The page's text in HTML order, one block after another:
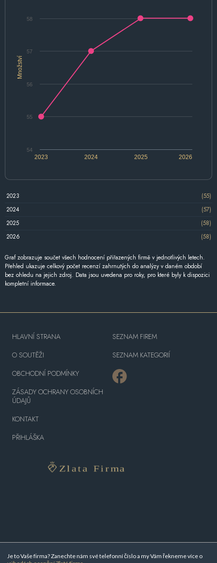
Množství
2024 2026
2023 2025
54
55
56
57
58
2023
(55)
2024
(57)
2025
(58)
2026
(58)
Graf zobrazuje součet všech hodnocení přiřazených firmě v jednotlivých letech.
Přehled ukazuje celkový počet recenzí zahrnutých do analýzy v daném období
bez ohledu na jejich zdroj. Data jsou uvedena pro roky, pro které byly k dispozici
kompletní informace.
Je to Vaše firma? Zanechte nám své telefonní číslo a my Vám řekneme více o
HLAVNÍ STRANA
O SOUTĚŽI
OBCHODNÍ PODMÍNKY
ZÁSADY OCHRANY OSOBNÍCH
ÚDAJŮ
KONTAKT
PŘIHLÁŠKA
SEZNAM FIREM
SEZNAM KATEGORIÍ